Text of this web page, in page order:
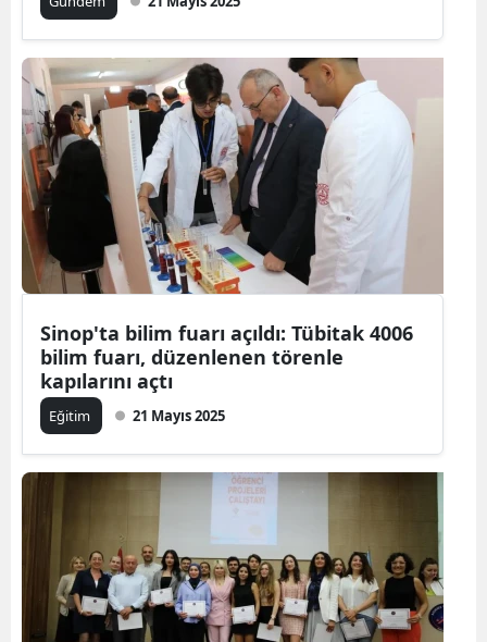
Sinop'ta bilim fuarı açıldı: Tübitak 4006
bilim fuarı, düzenlenen törenle
kapılarını açtı
Eğitim 21 Mayıs 2025